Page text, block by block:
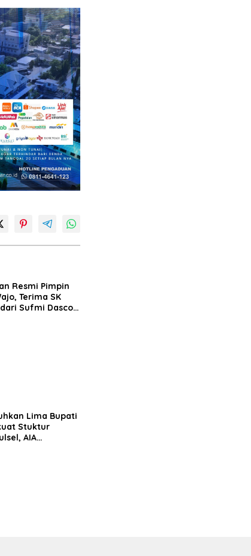
Resmi Pimpin
Terima SK
dari Sufmi Dasco
Lima Bupati
Stuktur
AIA